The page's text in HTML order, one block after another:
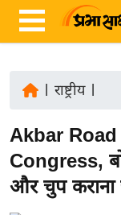
ज़ा
ख
ब
र
राष्ट्रीय|
Akbar Road
Congress,
और चुप कराना